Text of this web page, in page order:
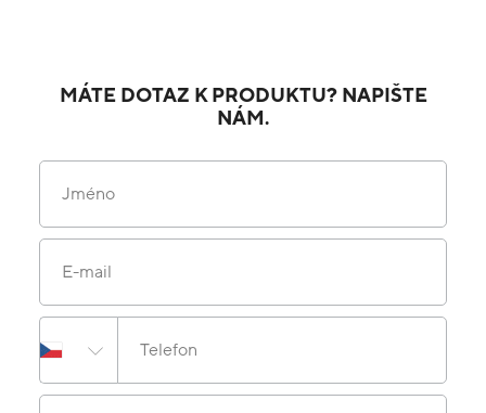
MÁTE DOTAZ K PRODUKTU? NAPIŠTE
NÁM.
Jméno
E-mail
Telefon